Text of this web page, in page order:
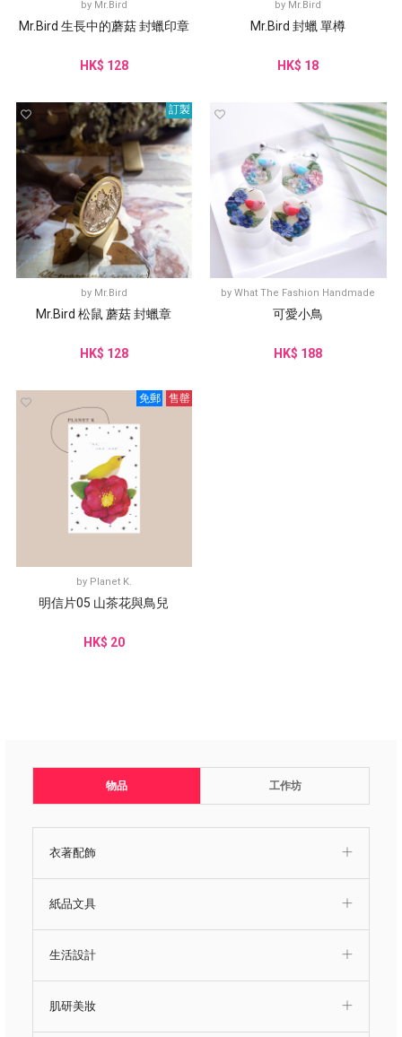
物品 工作坊
衣著配飾
紙品文具
生活設計
肌研美妝
by Mr.Bird
Mr.Bird 生長中的蘑菇 封蠟印章
HK$ 128
by Mr.Bird
Mr.Bird 封蠟 單樽
HK$ 18
訂製
by Mr.Bird
Mr.Bird 松鼠 蘑菇 封蠟章
HK$ 128
byWhat The Fashion Handmade
可愛小鳥
HK$ 188
免郵 售罄
by Planet K.
明信片05 山茶花與鳥兒
HK$ 20